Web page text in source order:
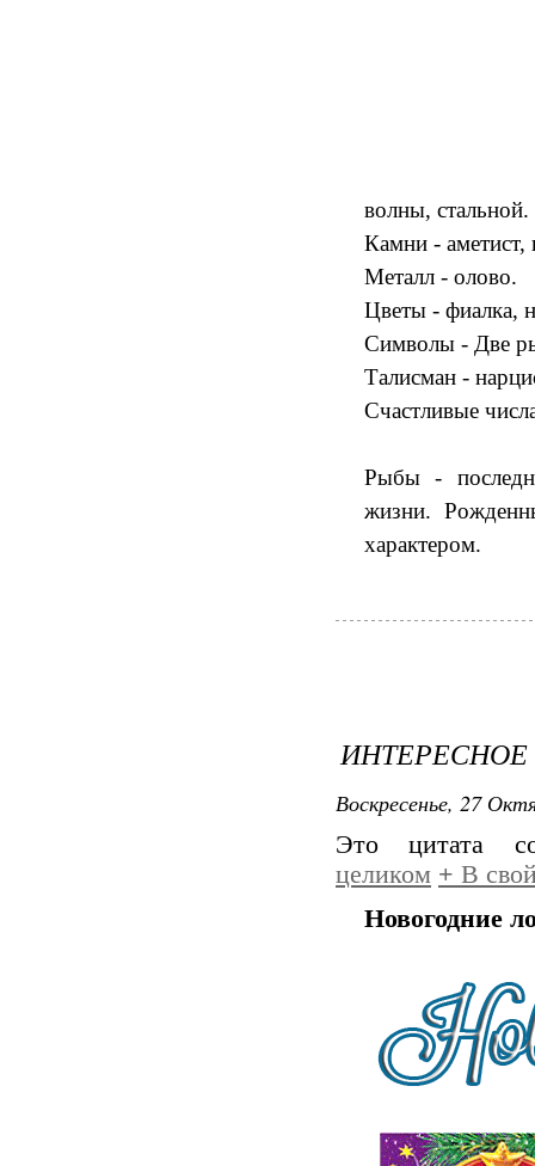
волны, стальной.
Камни -
Металл - олово.
Цветы - фиалка,
Символы - Две
Талисман -
Счастливые
Рыбы -
жизни.
характером.
ИНТЕРЕСНОЕ
Воскресенье, 27
Это цитата
целиком + В
Новогодние